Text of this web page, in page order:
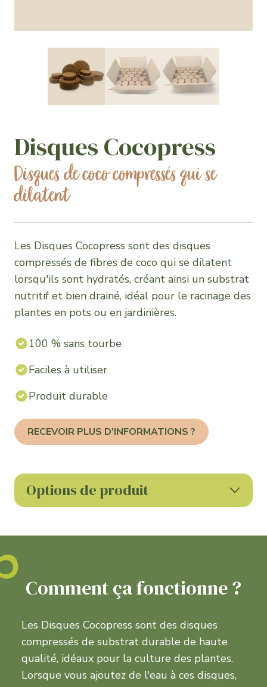
Disques Cocopress
Disques de coco compressés qui se
dilatent
Les Disques Cocopress sont des disques
compressés de fibres de coco qui se dilatent
lorsqu'ils sont hydratés, créant ainsi un substrat
nutritif et bien drainé, idéal pour le racinage des
plantes en pots ou en jardinières.
100 % sans tourbe
Faciles à utiliser
Produit durable
RECEVOIR PLUS D'INFORMATIONS ?
Options de produit
Comment ça fonctionne ?
Les Disques Cocopress sont des disques
compressés de substrat durable de haute
qualité, idéaux pour la culture des plantes.
Lorsque vous ajoutez de l'eau à ces disques,